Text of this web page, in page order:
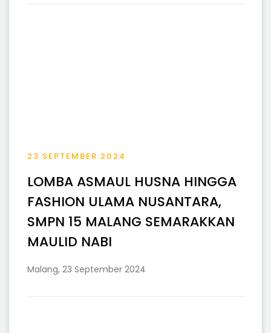
23 SEPTEMBER 2024
LOMBA ASMAUL HUSNA HINGGA
FASHION ULAMA NUSANTARA,
SMPN 15 MALANG SEMARAKKAN
MAULID NABI
Malang, 23 September 2024